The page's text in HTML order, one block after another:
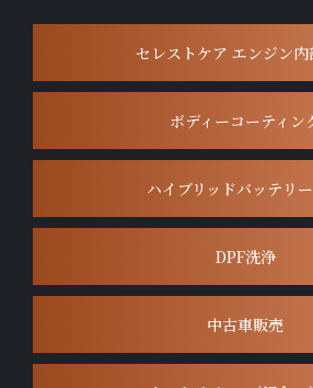
セレストケア エンジン
ボディーコーティン
ハイブリッドバッテリ
DPF洗浄
中古車販売